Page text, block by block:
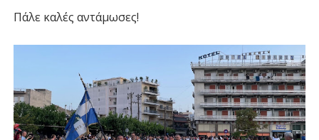
Πάλε καλές αντάμωσες!